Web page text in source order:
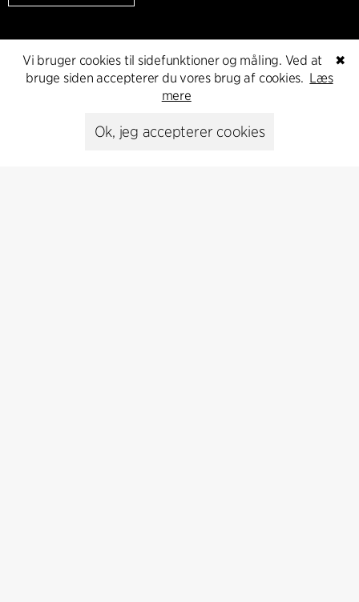
Presse
Peter Sikker Rasmussen
T +45 6193 6857
✖
Vi bruger cookies til sidefunktioner og måling. Ved at
bruge siden accepterer du vores brug af cookies. Læs
mere
Ok, jeg accepterer cookies